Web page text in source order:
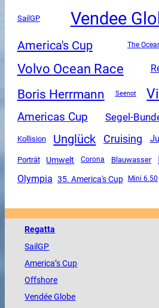
SailGP Vendee
America's Cup The
Volvo Ocean Race
Boris Herrmann Seenot
Americas Cup Segel-
Kollision Unglück Cruising
Porträt Umwelt Corona Blauwasser
Olympia 35. America's Cup Mini 6.50
Regatta
SailGP
America’s Cup
Offshore
VendéeGlobe